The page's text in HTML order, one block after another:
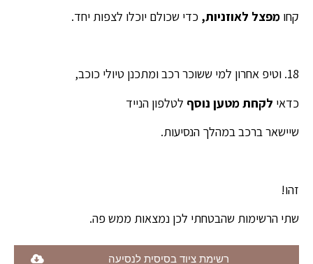
קחו מפצל לאוזניות, כדי שכולם יוכלו לצפות יחד.
18. וטיפ אחרון למי ששוכר רכב ומתכנן טיולי כוכב,
כדאי לקחת מטען נוסף לטלפון הנייד
שיישאר ברכב במהלך הנסיעות.
זהו!
שתי הרשימות שהבטחתי לכן נמצאות ממש פה.
רשימת ציוד בסיסית לנסיעה